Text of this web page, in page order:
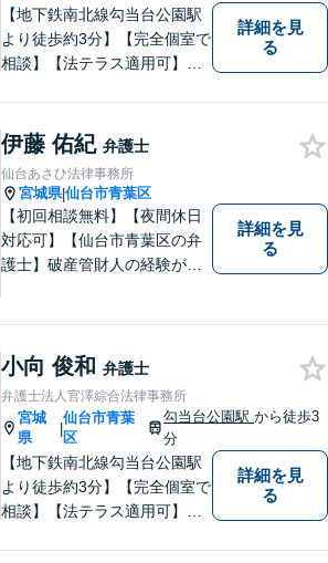
【地下鉄南北線勾当台公園駅
より徒歩約3分】【完全個室で
相談】【法テラス適用可】何
を目指しております。法律問
題でお困りの方はお気軽にご
相談ください。
詳細を見
る
伊藤 佑紀 弁護士
仙台あさひ法律事務所
宮城県|仙台市青葉区
【初回相談無料】【夜間休日
対応可】【仙台市青葉区の弁
護士】破産管財人の経験があ
詳細を見
る
小向 俊和 弁護士
弁護士法人官澤綜合法律事務所
宮城
県
|
仙台市青葉
区
勾当台公園駅から徒歩3
分
【地下鉄南北線勾当台公園駅
より徒歩約3分】【完全個室で
相談】【法テラス適用可】
詳細を見
る